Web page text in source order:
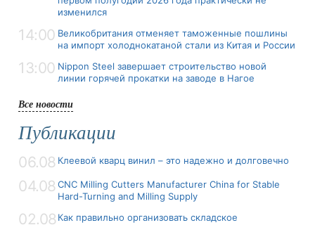
изменился
14:00 Великобритания отменяет таможенные пошлины
на импорт холоднокатаной стали из Китая и России
13:00 Nippon Steel завершает строительство новой
линии горячей прокатки на заводе в Нагое
Все новости
Публикации
06.08 Клеевой кварц винил – это надежно и долговечно
04.08 CNC Milling Cutters Manufacturer China for Stable
Hard-Turning and Milling Supply
02.08 Как правильно организовать складское